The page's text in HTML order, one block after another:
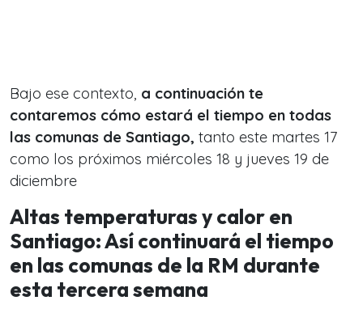
Bajo ese contexto, a continuación te
contaremos cómo estará el tiempo en todas
las comunas de Santiago, tanto este martes 17
como los próximos miércoles 18 y jueves 19 de
diciembre
Altas temperaturas y calor en
Santiago: Así continuará el tiempo
en las comunas de la RM durante
esta tercera semana